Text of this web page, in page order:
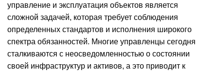
управление и эксплуатация объектов является
сложной задачей, которая требует соблюдения
определенных стандартов и исполнения широкого
спектра обязанностей. Многие управленцы сегодня
сталкиваются с неосведомленностью о состоянии
своей инфраструктур и активов, а это приводит к